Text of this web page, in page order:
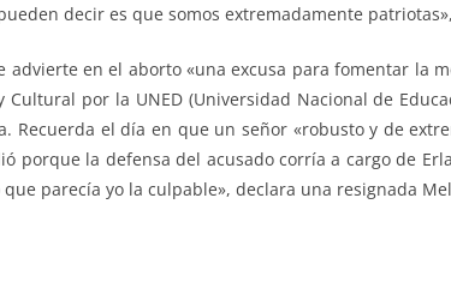
decir es que somos extremadamente
advierte en el aborto «una excusa para fomentar la
por la UNED (Universidad Nacional de
el día en que un señor «robusto y de
porque la defensa del acusado corría a cargo de
parecía yo la culpable», declara una resignada